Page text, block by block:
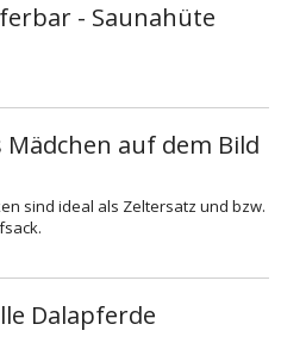
- Saunahüte
Mädchen auf dem Bild
sind ideal als Zeltersatz und bzw.
Dalapferde